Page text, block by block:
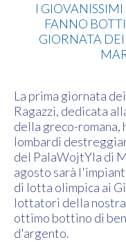
I
FANNO
GIORNATA
La prima giornata
Ragazzi, dedicata
della greco-romana,
lombardi
del PalaWojtYla di
agosto sarà
di lotta olimpica ai
lottatori della
ottimo bottino di
d'argento.